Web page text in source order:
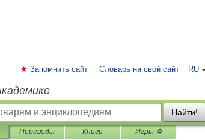
RU
Запомнить сайт Словарь на свой сайт
Найти!
Переводы Книги Игры ⚽